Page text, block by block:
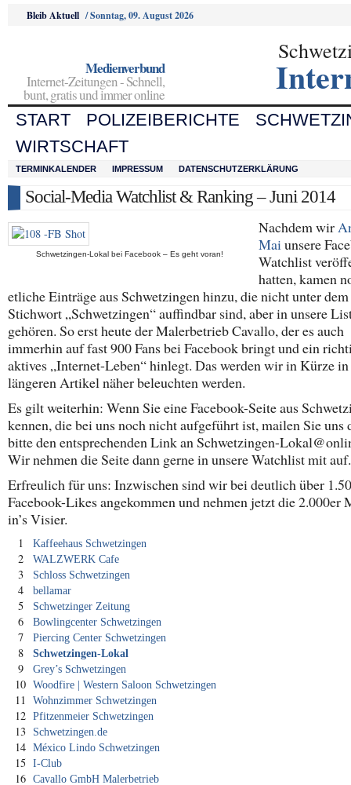
Bleib Aktuell /Sonntag, 09. August 2026
Medienverbund
Internet-Zeitungen - Schnell,
bunt, gratis und immer online
START POLIZEIBERICHTE
WIRTSCHAFT
TERMINKALENDER IMPRESSUM DATENSCHUTZERKLÄRUNG
Social-Media Watchlist & Ranking – Juni 2014
Schwetzingen-Lokal bei Facebook – Es geht voran!
Nachdem wir
Maiunsere
Watchlist
hatten, kamen
etliche Einträge aus Schwetzingen hinzu, die nicht unter dem
Stichwort „Schwetzingen“ auffindbar sind, aber in unsere
gehören. So erst heute der Malerbetrieb Cavallo, der es auch
immerhin auf fast 900 Fans bei Facebook bringt und ein
aktives „Internet-Leben“ hinlegt. Das werden wir in Kürze
längeren Artikel näher beleuchten werden.
Es gilt weiterhin: Wenn Sie eine Facebook-Seite aus
kennen, die bei uns noch nicht aufgeführt ist, mailen Sie uns
bitte den entsprechenden Link an Schwetzingen-
Wir nehmen die Seite dann gerne in unsere Watchlist mit auf.
Erfreulich für uns: Inzwischen sind wir bei deutlich über
Facebook-Likes angekommen und nehmen jetzt die 2.000er
in’s Visier.
1 Kaffeehaus Schwetzingen
2 WALZWERK Cafe
3 Schloss Schwetzingen
4 bellamar
5 Schwetzinger Zeitung
6 Bowlingcenter Schwetzingen
7 Piercing Center Schwetzingen
8 Schwetzingen-Lokal
9 Grey’s Schwetzingen
10 Woodfire | Western Saloon Schwetzingen
11 Wohnzimmer Schwetzingen
12 Pfitzenmeier Schwetzingen
13 Schwetzingen.de
14 México Lindo Schwetzingen
15 I-Club
16 Cavallo GmbH Malerbetrieb